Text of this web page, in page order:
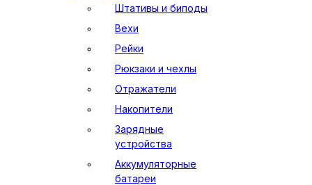
Штативы и биподы
Вехи
Рейки
Рюкзаки и чехлы
Отражатели
Накопители
Зарядные
устройства
Аккумуляторные
батареи